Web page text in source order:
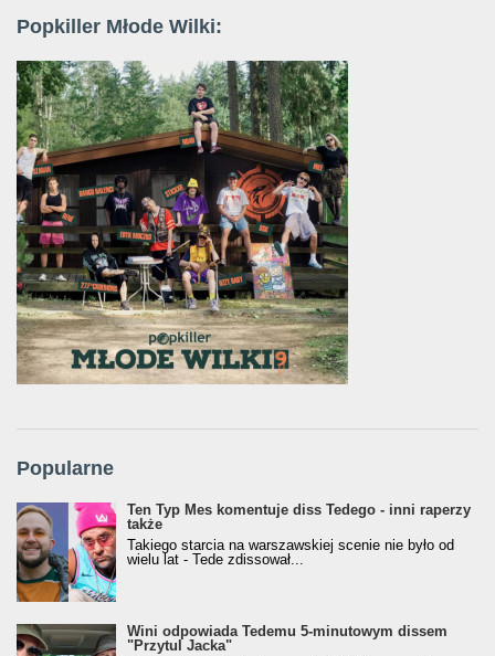
Popkiller Młode Wilki:
Popularne
Ten Typ Mes komentuje diss Tedego - inni raperzy
także
Takiego starcia na warszawskiej scenie nie było od
wielu lat - Tede zdissował...
Wini odpowiada Tedemu 5-minutowym dissem
"Przytul Jacka"